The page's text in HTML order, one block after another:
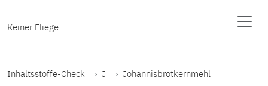
Keiner Fliege
Inhaltsstoffe-Check J Johannisbrotkernmehl